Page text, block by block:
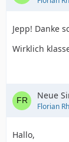
Jepp! Danke
Wirklich
Neue
Florian
Hallo,